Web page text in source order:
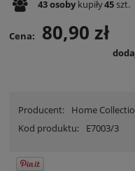
43osoby kupiły45szt.
Cena: 80,90 zł
Producent:
Home
Kod produktu:
E7003/3